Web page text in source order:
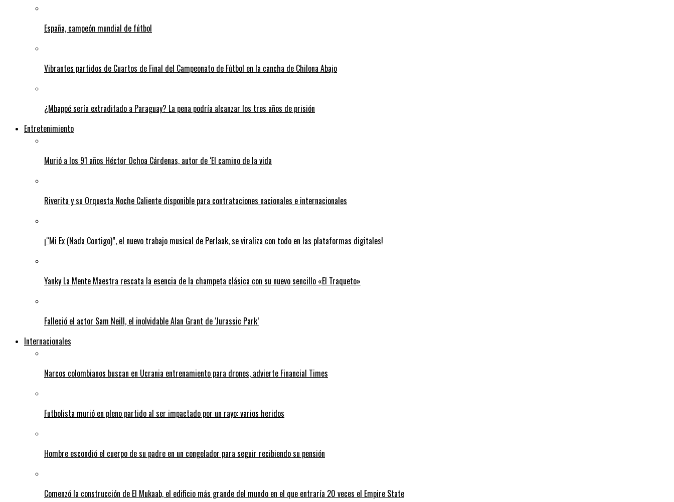
España, campeón mundial de fútbol
Vibrantes partidos de Cuartos de Final del Campeonato de Fútbol en la cancha de Chilona Abajo
¿Mbappé sería extraditado a Paraguay? La pena podría alcanzar los tres años de prisión
Entretenimiento
Murió a los 91 años Héctor Ochoa Cárdenas, autor de ‘El camino de la vida
Riverita y su Orquesta Noche Caliente disponible para contrataciones nacionales e internacionales
¡“Mi Ex (Nada Contigo)”, el nuevo trabajo musical de Perlaak, se viraliza con todo en las plataformas digitales!
Yanky La Mente Maestra rescata la esencia de la champeta clásica con su nuevo sencillo «El Traqueto»
Falleció el actor Sam Neill, el inolvidable Alan Grant de ‘Jurassic Park’
Internacionales
Narcos colombianos buscan en Ucrania entrenamiento para drones, advierte Financial Times
Futbolista murió en pleno partido al ser impactado por un rayo: varios heridos
Hombre escondió el cuerpo de su padre en un congelador para seguir recibiendo su pensión
Comenzó la construcción de El Mukaab, el edificio más grande del mundo en el que entraría 20 veces el Empire State